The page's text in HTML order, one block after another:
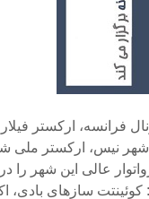
فرانسه، ارکستر
نیس، ارکستر ملی
عالی این شهر را در
کوئینتت سازهای بادی،